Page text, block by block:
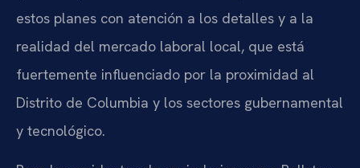
estos planes con atención a los detalles y a la
realidad del mercado laboral local, que está
fuertemente influenciado por la proximidad al
Distrito de Columbia y los sectores gubernamental
y tecnológico.